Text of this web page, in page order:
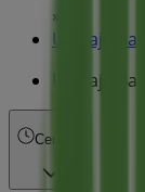
»
Unicaja
Unicaja
Cerrado